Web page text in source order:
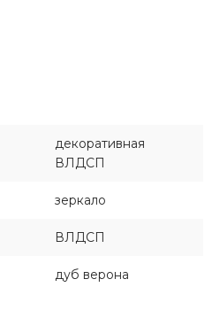
декоративная
ВЛДСП
зеркало
ВЛДСП
дуб верона